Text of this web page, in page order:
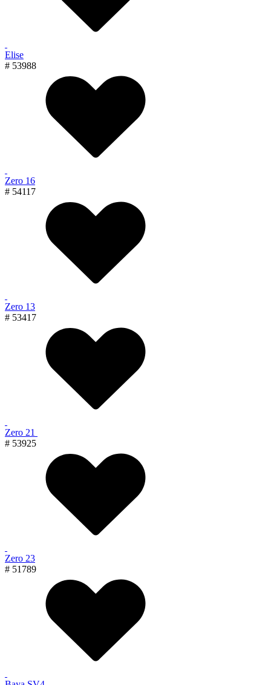
Elise
# 53988
Zero 16
# 54117
Zero 13
# 53417
Zero 21
# 53925
Zero 23
# 51789